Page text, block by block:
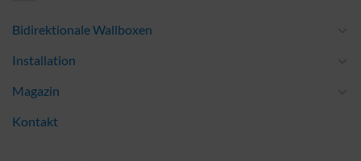
Bidirektionale Wallboxen
Installation
Magazin
Kontakt